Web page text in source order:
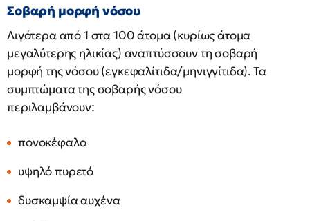
Σοβαρή μορφή νόσου
Λιγότερα από 1 στα 100 άτομα (κυρίως άτομα
μεγαλύτερης ηλικίας) αναπτύσσουν τη σοβαρή
μορφή της νόσου (εγκεφαλίτιδα/μηνιγγίτιδα). Τα
συμπτώματα της σοβαρής νόσου
περιλαμβάνουν:
πονοκέφαλο
υψηλό πυρετό
δυσκαμψία αυχένα